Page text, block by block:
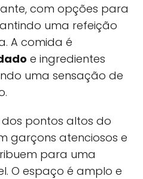
com opções para
uma refeição
A comida é
e ingredientes
uma sensação de
pontos altos do
garçons atenciosos e
para uma
O espaço é amplo e